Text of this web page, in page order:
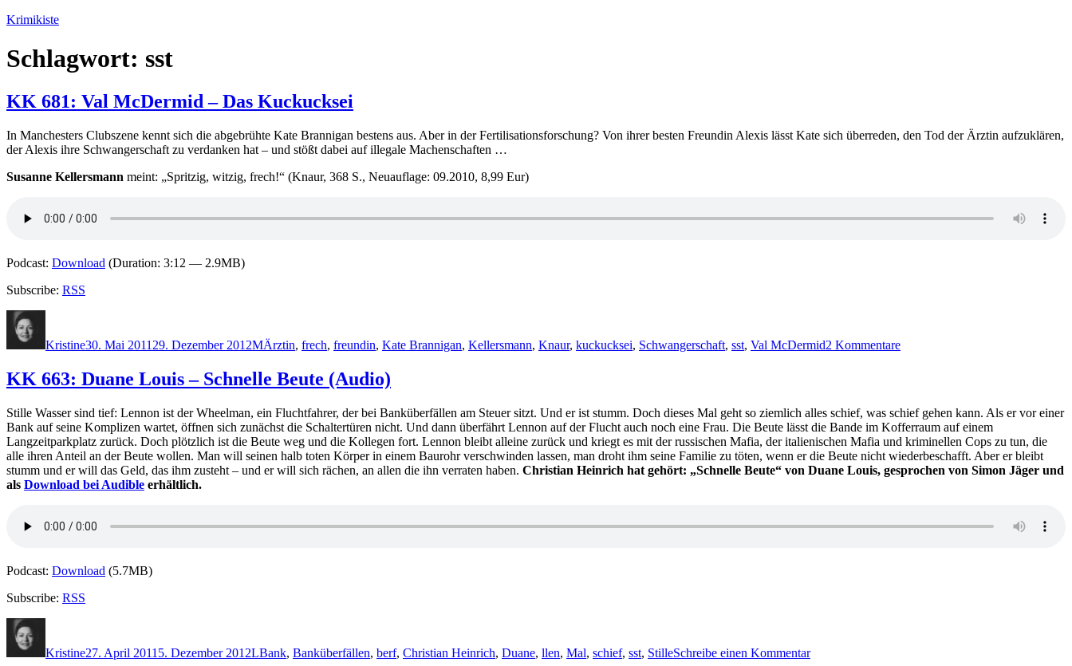
Zum
springen
Krimikiste
Schlagwort: sst
KK 681: Val McDermid – Das Kuckucksei
In Manchesters Clubszene kennt sich die abgebrühte Kate Brannigan bestens aus. Aber in der Fertilisationsforschung? Von ihrer besten Freundin Alexis lässt Kate sich überreden, den Tod der Ärztin aufzuklären,
der Alexis ihre Schwangerschaft zu verdanken hat – und stößt dabei auf illegale Machenschaften …
Susanne Kellersmann meint: „Spritzig, witzig, frech!“ (Knaur, 368 S., Neuauflage: 09.2010, 8,99 Eur)
Podcast: Download (Duration: 3:12 — 2.9MB)
Subscribe: RSS
Kristine30. Mai 2011 29. Dezember 2012MÄrztin, frech, freundin, Kate Brannigan, Kellersmann, Knaur, kuckucksei, Schwangerschaft, sst, Val McDermid2 Kommentare681:
Kuckucksei
KK 663: Duane Louis – Schnelle Beute (Audio)
Stille Wasser sind tief: Lennon ist der Wheelman, ein Fluchtfahrer, der bei Banküberfällen am Steuer sitzt. Und er ist stumm. Doch dieses Mal geht so ziemlich alles schief, was schief gehen kann. Als er vor einer
Bank auf seine Komplizen wartet, öffnen sich zunächst die Schaltertüren nicht. Und dann überfährt Lennon auf der Flucht auch noch eine Frau. Die Beute lässt die Bande im Kofferraum auf einem
Langzeitparkplatz zurück. Doch plötzlich ist die Beute weg und die Kollegen fort. Lennon bleibt alleine zurück und kriegt es mit der russischen Mafia, der italienischen Mafia und kriminellen Cops zu tun, die
alle ihren Anteil an der Beute wollen. Man will seinen halb toten Körper in einem Baurohr verschwinden lassen, man droht ihm seine Familie zu töten, wenn er die Beute nicht wiederbeschafft. Aber er bleibt
stumm und er will das Geld, das ihm zusteht – und er will sich rächen, an allen die ihn verraten haben. Christian Heinrich hat gehört: „Schnelle Beute“ von Duane Louis, gesprochen von Simon Jäger und
als Download bei Audible erhältlich.
Podcast: Download (5.7MB)
Subscribe: RSS
Kristine27. April 2011 5. Dezember 2012LBank, Banküberfällen, berf, Christian Heinrich, Duane, llen, Mal, schief, sst, StilleSchreibe einen Kommentar663: